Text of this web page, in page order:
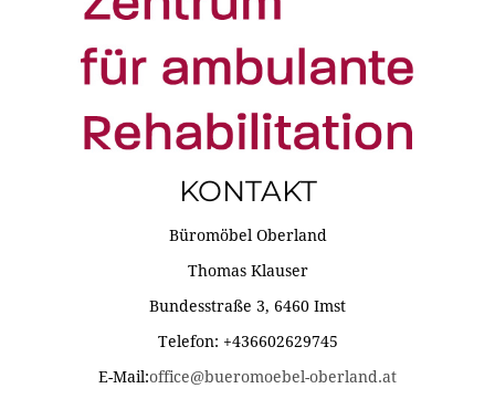
KONTAKT
Büromöbel Oberland
Thomas Klauser
Bundesstraße 3, 6460 Imst
Telefon: +436602629745
E-Mail:office@bueromoebel-oberland.at